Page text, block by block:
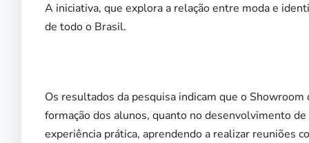
A iniciativa, que explora a relação entre moda e
de todo o Brasil.
Os resultados da pesquisa indicam que o
formação dos alunos, quanto no desenvolvimento
experiência prática, aprendendo a realizar reuniões